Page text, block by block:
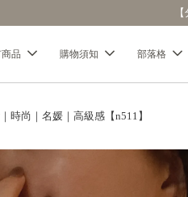
品 購物須知 部落格
時尚｜名媛｜高級感【n511】